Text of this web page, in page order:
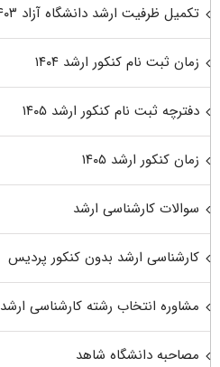
تکمیل ظرفیت ارشد دانشگاه آزاد ۱۴۰۳
زمان ثبت نام کنکور ارشد ۱۴۰۴
دفترچه ثبت نام کنکور ارشد ۱۴۰۵
زمان کنکور ارشد ۱۴۰۵
سوالات کارشناسی ارشد
کارشناسی ارشد بدون کنکور پردیس
مشاوره انتخاب رشته کارشناسی ارشد
مصاحبه دانشگاه شاهد